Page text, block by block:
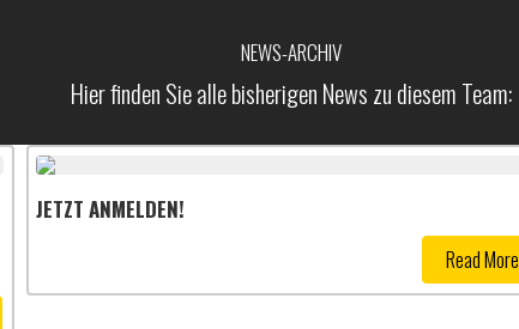
NEWS-ARCHIV
Hier finden Sie alle bisherigen News zu diesem Team:
JETZT ANMELDEN!
Read More